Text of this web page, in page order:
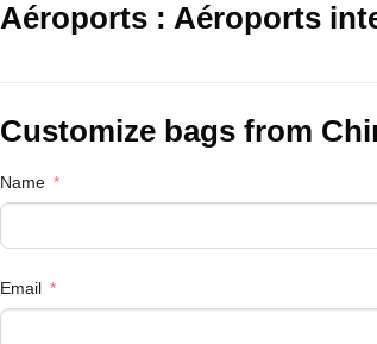
Aéroports : Aéroports
Customize bags from
Name
Email